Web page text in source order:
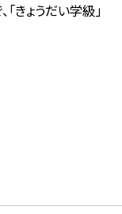
きょうだい学級」